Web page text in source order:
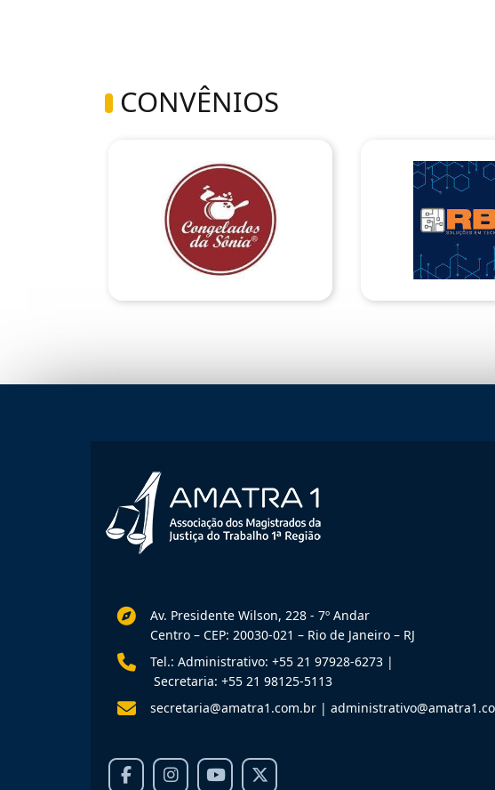
CONVÊNIOS
Av. Presidente Wilson, 228 - 7º Andar
Centro – CEP: 20030-021 – Rio de Janeiro – RJ
Tel.: Administrativo: +55 21 97928-6273 |
Secretaria: +55 21 98125-5113
secretaria@amatra1.com.br |